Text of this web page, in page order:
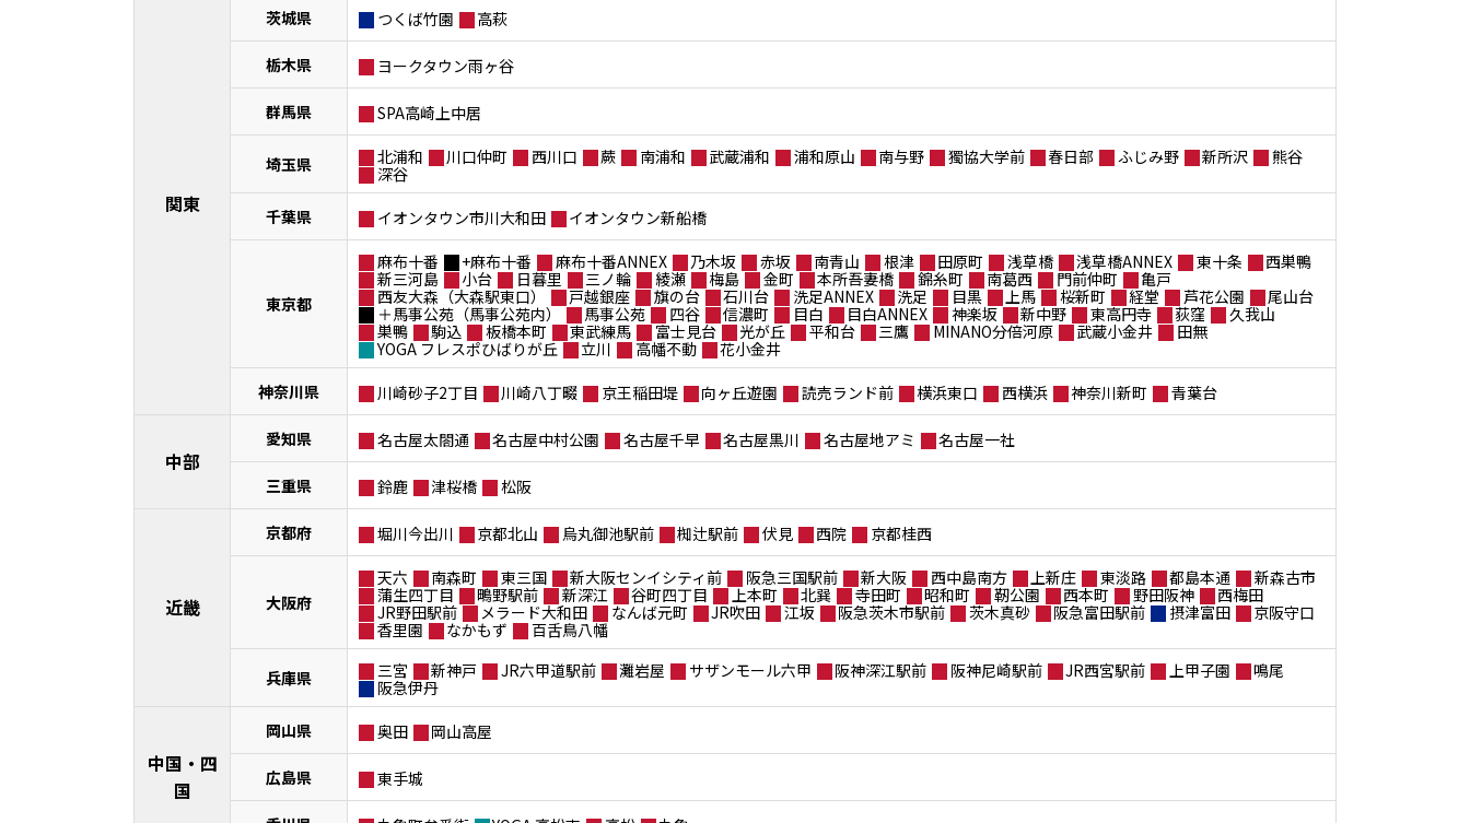
関東
茨城県 つくば竹園 高萩
栃木県 ヨークタウン雨ヶ谷
群馬県 SPA高崎上中居
埼玉県 北浦和 川口仲町 西川口 蕨 南浦和 武蔵浦和 浦和原山 南与野 獨協大学前 春日部 ふじみ野 新所沢
熊谷
深谷
千葉県
イオンタウン市川大和田 イオンタウン新船橋
東京都
麻布十番 +麻布十番 麻布十番ANNEX 乃木坂 赤坂 南青山 根津 田原町 浅草橋 浅草橋ANNEX 東十条
西巣鴨
新三河島
小台 日暮里 三ノ輪 綾瀬 梅島 金町 本所吾妻橋 錦糸町 南葛西 門前仲町
亀戸
西友大森（大森駅東口）
戸越銀座 旗の台 石川台 洗足ANNEX 洗足 目黒 上馬 桜新町 経堂 芦花公園
尾山台
＋馬事公苑（馬事公苑内）
馬事公苑 四谷 信濃町 目白 目白ANNEX 神楽坂 新中野 東高円寺 荻窪
久我山
巣鴨
駒込 板橋本町 東武練馬 富士見台 光が丘 平和台 三鷹 MINANO分倍河原 武蔵小金井
田無
YOGA フレスポひばりが丘
立川 高幡不動
花小金井
神奈川県
川崎砂子2丁目 川崎八丁畷 京王稲田堤 向ヶ丘遊園 読売ランド前 横浜東口 西横浜 神奈川新町 青葉台
中部
愛知県 名古屋太閤通 名古屋中村公園 名古屋千早 名古屋黒川 名古屋地アミ 名古屋一社
三重県 鈴鹿 津桜橋 松阪
近畿
京都府 堀川今出川 京都北山 烏丸御池駅前 椥辻駅前 伏見 西院 京都桂西
大阪府
天六 南森町 東三国 新大阪センイシティ前 阪急三国駅前 新大阪 西中島南方 上新庄 東淡路 都島本通
新森古市
蒲生四丁目
鴫野駅前 新深江 谷町四丁目 上本町 北巽 寺田町 昭和町 靭公園 西本町 野田阪神
西梅田
JR野田駅前
メラード大和田 なんば元町 JR吹田 江坂 阪急茨木市駅前 茨木真砂 阪急富田駅前 摂津富田
京阪守口
香里園
なかもず 百舌鳥八幡
兵庫県 三宮 新神戸 JR六甲道駅前 灘岩屋 サザンモール六甲 阪神深江駅前 阪神尼崎駅前 JR西宮駅前 上甲子園
鳴尾
阪急伊丹
中国・四
国
岡山県 奥田 岡山高屋
広島県 東手城